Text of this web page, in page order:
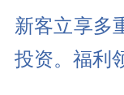
新客立享多
投资。福利